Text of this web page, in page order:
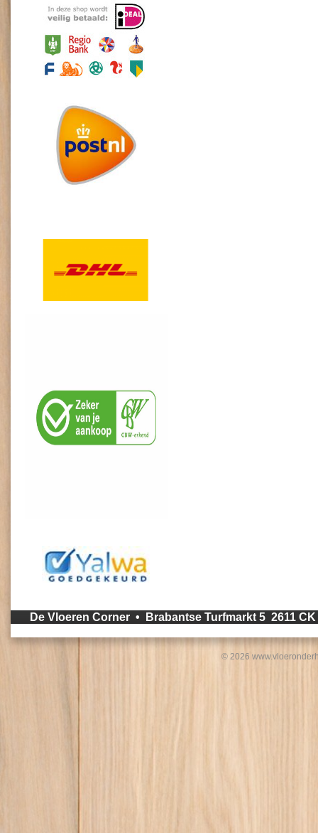
De Vloeren Corner • Brabantse Turfmarkt 5 2611
© 2026